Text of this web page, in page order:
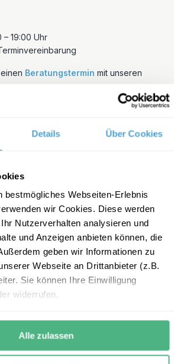
Details Über Cookies
bestmögliches Webseiten-Erlebnis
wir Cookies. Diese werden
Nutzerverhalten analysieren und
und Anzeigen anbieten können, die
geben wir Informationen zu
Webseite an Drittanbieter (z.B.
Sie können Ihre Einwilligung
widerrufen.
Alle zulassen
19:00 Uhr
Beratungstermin mit unseren
Newsletter an und
Sie einen 100 €
Gutschein
zumDatenschutzgelesen und